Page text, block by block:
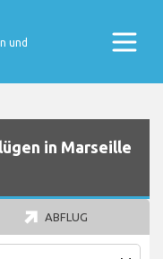
und
in Marseille
ABFLUG